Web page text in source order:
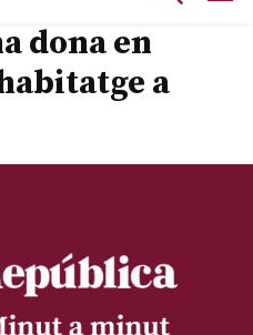
dona en
a